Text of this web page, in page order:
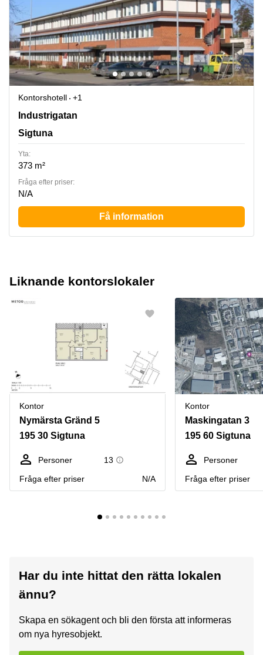
Kontorshotell
+1
Arlandastad, Industrigatan 6, Sigtuna
Industrigatan
Sigtuna
Yta:
373 m²
Fråga efter priser:
N/A
Få information
Liknande kontorslokaler
Kontor
Nymärsta Gränd 5
195 30 Sigtuna
Personer
13
Fråga efter priser
N/A
Kontor
Maskingatan 3
195 60 Sigtuna
Personer
Fråga efter priser
Har du inte hittat den rätta lokalen
ännu?
Skapa en sökagent och bli den första att informeras
om nya hyresobjekt.